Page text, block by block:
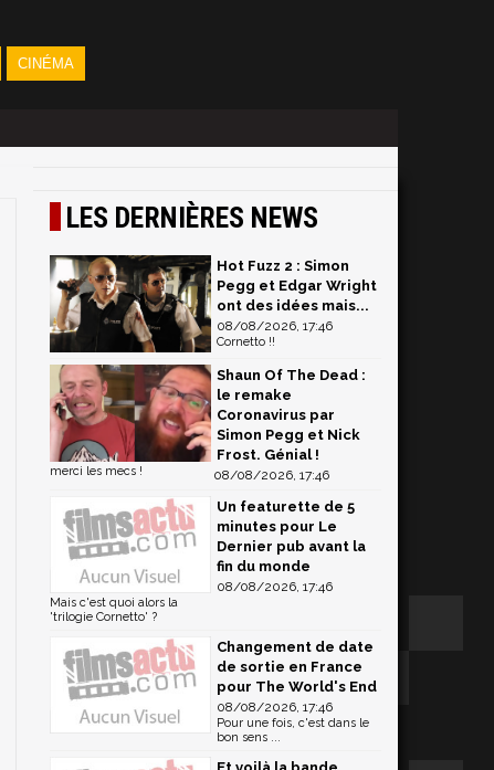
CINÉMA
LES DERNIÈRES NEWS
Hot Fuzz 2 : Simon
Pegg et Edgar Wright
ont des idées mais...
08/08/2026, 17:46
Cornetto !!
Shaun Of The Dead :
le remake
Coronavirus par
Simon Pegg et Nick
Frost. Génial !
08/08/2026, 17:46
merci les mecs !
Un featurette de 5
minutes pour Le
Dernier pub avant la
fin du monde
08/08/2026, 17:46
Mais c'est quoi alors la
'trilogie Cornetto' ?
Changement de date
de sortie en France
pour The World's End
08/08/2026, 17:46
Pour une fois, c'est dans le
bon sens ...